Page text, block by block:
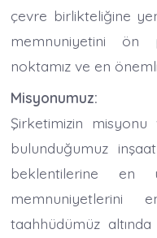
çevre birlikteliğine
memnuniyetini ön
noktamız ve en
Misyonumuz:
Şirketimizin
bulunduğumuz
beklentilerine en
taahhüdümüz